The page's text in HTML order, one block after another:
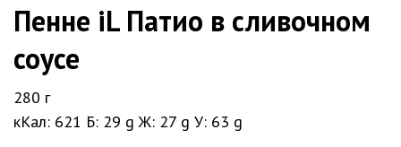
Пенне iL Патио в сливочном
соусе
280 г
кКал: 621 Б: 29 g Ж: 27 g У: 63 g